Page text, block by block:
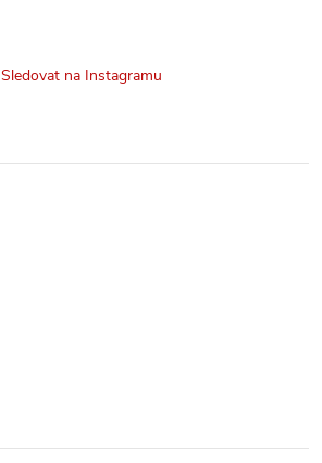
Sledovat na Instagramu